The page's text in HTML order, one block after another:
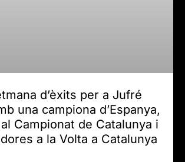
d’èxits per a Jufré
una campiona d’Espanya,
Campionat de Catalunya i
a la Volta a Catalunya